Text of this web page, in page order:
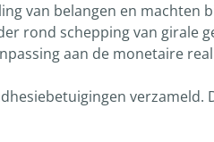
van belangen en machten
rond schepping van girale
aan de monetaire
verzameld.